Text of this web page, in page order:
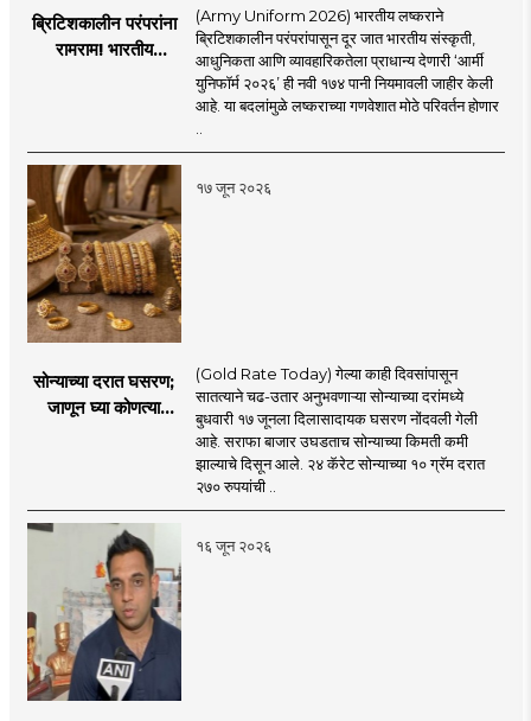
ब्रिटिशकालीन परंपरांना
रामराम! भारतीय
(Army Uniform 2026) भारतीय लष्कराने
ब्रिटिशकालीन परंपरांपासून दूर जात भारतीय संस्कृती,
आधुनिकता आणि व्यावहारिकतेला प्राधान्य देणारी ‘आर्मी
युनिफॉर्म २०२६’ ही नवी १७४ पानी नियमावली जाहीर केली
आहे. या बदलांमुळे लष्कराच्या गणवेशात मोठे परिवर्तन होणार
..
१७ जून २०२६
सोन्याच्या दरात घसरण;
जाणून घ्या कोणत्या
(Gold Rate Today) गेल्या काही दिवसांपासून
सातत्याने चढ-उतार अनुभवणाऱ्या सोन्याच्या दरांमध्ये
बुधवारी १७ जूनला दिलासादायक घसरण नोंदवली गेली
आहे. सराफा बाजार उघडताच सोन्याच्या किमती कमी
झाल्याचे दिसून आले. २४ कॅरेट सोन्याच्या १० ग्रॅम दरात
२७० रुपयांची ..
१६ जून २०२६